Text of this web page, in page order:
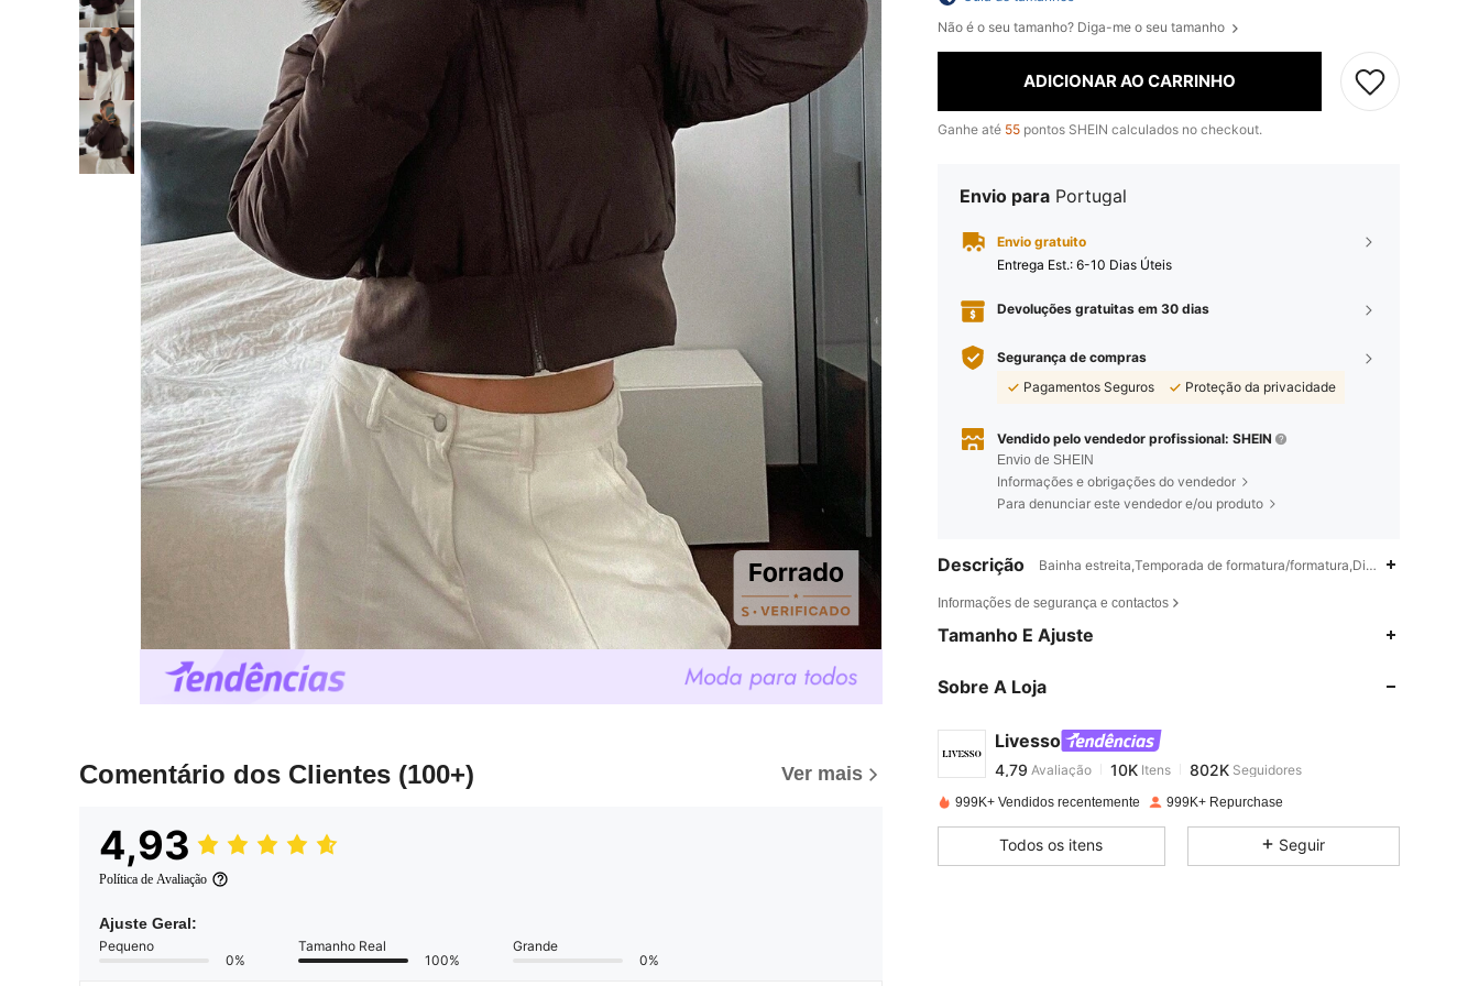
Comentário dos Clientes (100+) Ver mais
4,93
Política de Avaliação
Ajuste Geral:
Pequeno
0%
Tamanho Real
100%
Grande
0%
Não é o seu tamanho? Diga-me o seu tamanho
ADICIONAR AO CARRINHO
Ganhe até 55 pontos SHEIN calculados no checkout.
Envio para Portugal
Envio gratuito
Entrega Est.: 6-10 Dias Úteis
Devoluções gratuitas em 30 dias
Segurança de compras
Pagamentos Seguros
Proteção da privacidade
Vendido pelo vendedor profissional: SHEIN
Envio de SHEIN
Informações e obrigações do vendedor
Para denunciar este vendedor e/ou produto
Descrição Bainha estreita,Temporada de formatura/formatura,Difuso,Zíper
Informações de segurança e contactos
Tamanho E Ajuste
Sobre A Loja
Livesso
4,79
Avaliação 10KItens
d***5pago1 dia atrás
999K+ Vendidos recentemente 999K+ Repurchase
Todos os itens Seguir